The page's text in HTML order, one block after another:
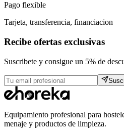
Pago flexible
Tarjeta, transferencia, financiacion
Recibe ofertas exclusivas
Suscribete y consigue un 5% de
Equipamiento profesional para
menaje y productos de limpieza.